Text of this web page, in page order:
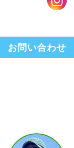
お問い合わせ